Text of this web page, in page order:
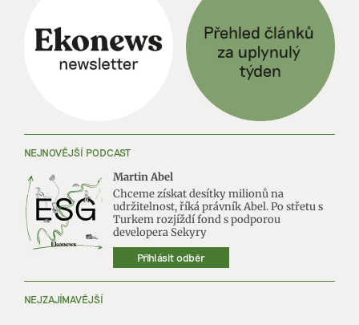
NEJNOVĚJŠÍ PODCAST
Martin Abel
Chceme získat desítky milionů na
udržitelnost, říká právník Abel. Po střetu s
Turkem rozjíždí fond s podporou
developera Sekyry
Přihlásit odběr
NEJZAJÍMAVĚJŠÍ